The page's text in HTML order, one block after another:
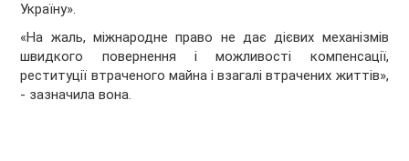
Україну».
«На жаль, міжнародне право не дає дієвих механізмів
швидкого повернення і можливості компенсації,
реституції втраченого майна і взагалі втрачених життів»,
- зазначила вона.